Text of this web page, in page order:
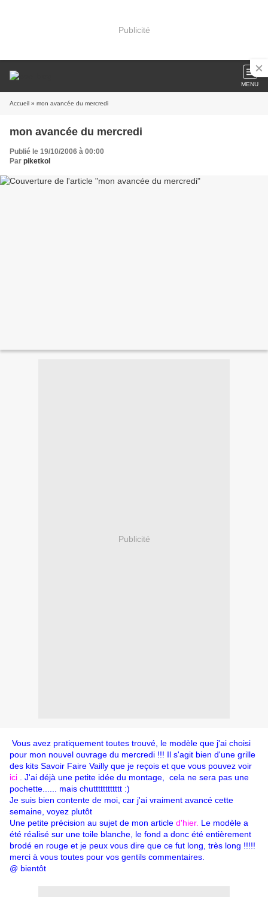
Publicité
MENU
Accueil » mon avancée du mercredi
mon avancée du mercredi
Publié le 19/10/2006 à 00:00
Par piketkol
Publicité
Vous avez pratiquement toutes trouvé, le modèle que j'ai choisi
pour mon nouvel ouvrage du mercredi !!! Il s'agit bien d'une grille
des kits Savoir Faire Vailly que je reçois et que vous pouvez voir
ici
. J'ai déjà une petite idée du montage, cela ne sera pas une
pochette...... mais chutttttttttttt :)
Je suis bien contente de moi, car j'ai vraiment avancé cette
semaine, voyez plutôt
Une petite précision au sujet de mon article d'hier. Le modèle a
été réalisé sur une toile blanche, le fond a donc été entièrement
brodé en rouge et je peux vous dire que ce fut long, très long !!!!!
merci à vous toutes pour vos gentils commentaires.
@ bientôt